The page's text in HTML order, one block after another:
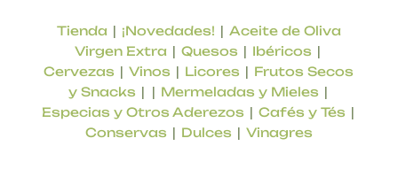
Tienda| ¡Novedades! | Aceite de Oliva
Virgen Extra |Quesos | Ibéricos |
Cervezas |Vinos | Licores | Frutos Secos
y Snacks | | Mermeladas y Mieles |
Especias y Otros Aderezos | Cafés y Tés |
Conservas | Dulces | Vinagres